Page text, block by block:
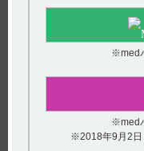
【メチコバール・
項について教えてく
【メチコバール・
【メチコバール・
アンケート:ご意見をお
※med
※med
※2018年9月2日